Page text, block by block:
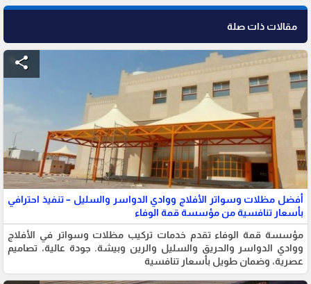
مقالات ذات صلة
share
أفضل مظلات وسواتر الأفلاج ووادي الدواسر والسليل – تنفيذ احترافي
بأسعار تنافسية من مؤسسة قمة الوفاء
مؤسسة قمة الوفاء تقدم خدمات تركيب مظلات وسواتر في الأفلاج
ووادي الدواسر والحريق والسليل والرين وبيشة. جودة عالية، تصاميم
عصرية، وضمان طويل بأسعار تنافسية